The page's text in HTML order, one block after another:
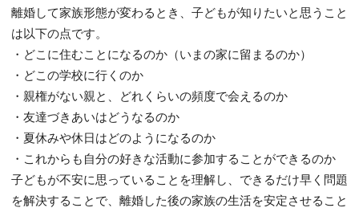
離婚して家族形態が変わるとき、子どもが知りたいと思うこと
は以下の点です。
・どこに住むことになるのか（いまの家に留まるのか）
・どこの学校に行くのか
・親権がない親と、どれくらいの頻度で会えるのか
・友達づきあいはどうなるのか
・夏休みや休日はどのようになるのか
・これからも自分の好きな活動に参加することができるのか
子どもが不安に思っていることを理解し、できるだけ早く問題
を解決することで、離婚した後の家族の生活を安定させること